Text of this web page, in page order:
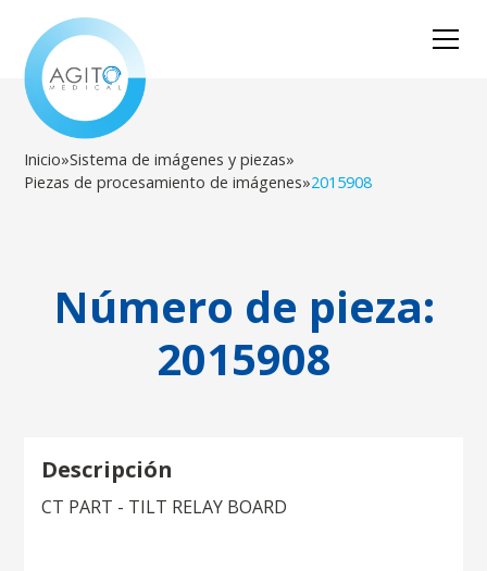
Inicio»Sistema de imágenes y piezas»
Piezas de procesamiento de imágenes»2015908
Número de pieza:
2015908
Descripción
CT PART - TILT RELAY BOARD